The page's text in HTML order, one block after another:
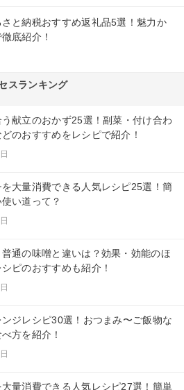
と納税おすすめ返礼品5選！魅力か
底紹介！
スランキング
献立のおかず25選！副菜・付け合わ
のおすすめをレシピで紹介！
大量消費できる人気レシピ25選！簡
い道って？
通の味噌と違いは？効果・効能のほ
ピのおすすめも紹介！
ジレシピ30選！おつまみ〜ご飯物な
方を紹介！
量消費できる人気レシピ27選！簡単